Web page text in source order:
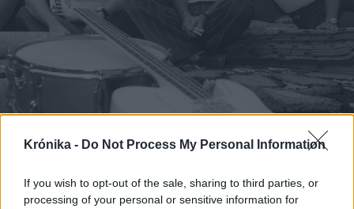
Krónika - Do Not Process My Personal Information
If you wish to opt-out of the sale, sharing to third parties, or
processing of your personal or sensitive information for